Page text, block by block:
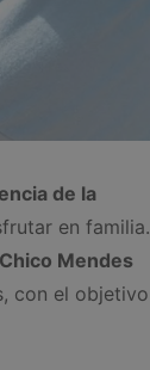
de la
en familia.
Mendes
con el objetivo